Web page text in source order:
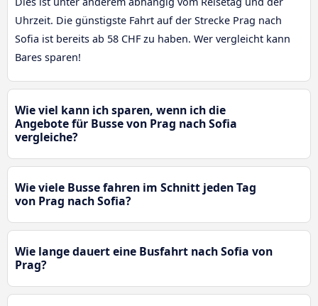
Uhrzeit. Die günstigste Fahrt auf der Strecke Prag nach
Sofia ist bereits ab 58 CHF zu haben. Wer vergleicht kann
Bares sparen!
Wie viel kann ich sparen, wenn ich die
Angebote für Busse von Prag nach Sofia
vergleiche?
Wie viele Busse fahren im Schnitt jeden Tag
von Prag nach Sofia?
Wie lange dauert eine Busfahrt nach Sofia von
Prag?